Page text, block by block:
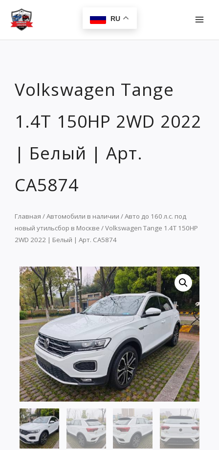
Перейти
содержимому
RU
Volkswagen Tange
1.4T 150HP 2WD 2022
| Белый | Арт.
CA5874
Главная /Автомобили в наличии /Авто до 160 л.с. под
новый утильсбор в Москве / Volkswagen Tange 1.4T 150HP
2WD 2022 | Белый | Арт. CA5874